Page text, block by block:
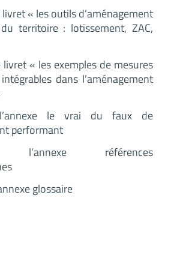
livret « les outils d’aménagement
territoire : lotissement, ZAC,
livret « les exemples de mesures
dans l’aménagement
l’annexe le vrai du faux de
performant
l’annexe références
glossaire